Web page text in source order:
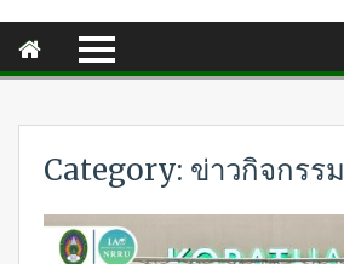
Category: ข่าวกิจกรรม